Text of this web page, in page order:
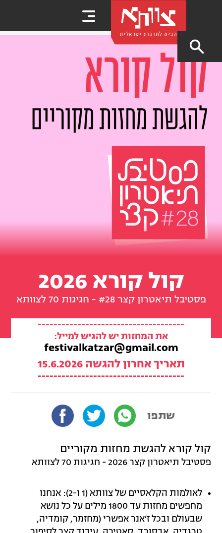
קול קורא 2026
פסטיבל תיאטרון קצר #28 - חגיגות 70 לצוותא
-------------------------------------
את המחזות יש להגיש למייל:
festivalkatzar@gmail.com
תאריך אחרון להגשה 15.6.2026
-------------------------------------
שתפו
קול קורא להגשת מחזות מקוריים
פסטיבל תיאטרון קצר 2026 - חגיגות 70 לצוותא
לאולמות הקלאסיים של צוותא (1 ו-2): אנחנו
מחפשים מחזות עד 1800 מילים על כל נושא
שבעולם ובכל ז׳אנר אפשרי (מחזמר, קומדיה,